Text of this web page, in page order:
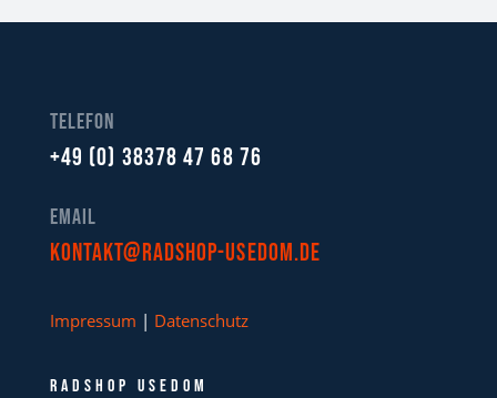
Telefon
+49 (0) 38378 47 68 76
Email
kontakt@radshop-usedom.de
Impressum | Datenschutz
Radshop Usedom